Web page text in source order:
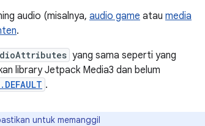
audio (misalnya, audio game atau media
.
yang sama seperti yang
library Jetpack Media3 dan belum
.
untuk memanggil